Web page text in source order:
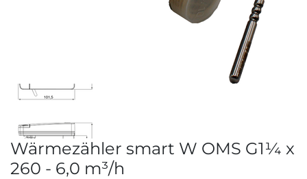
Wärmezähler smart W OMS G1¼ x
260 - 6,0 m³/h